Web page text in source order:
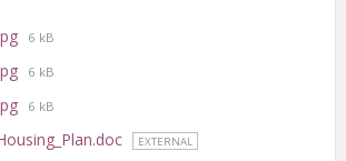
File
6 kB
File
6 kB
File
6 kB
EXTERNAL